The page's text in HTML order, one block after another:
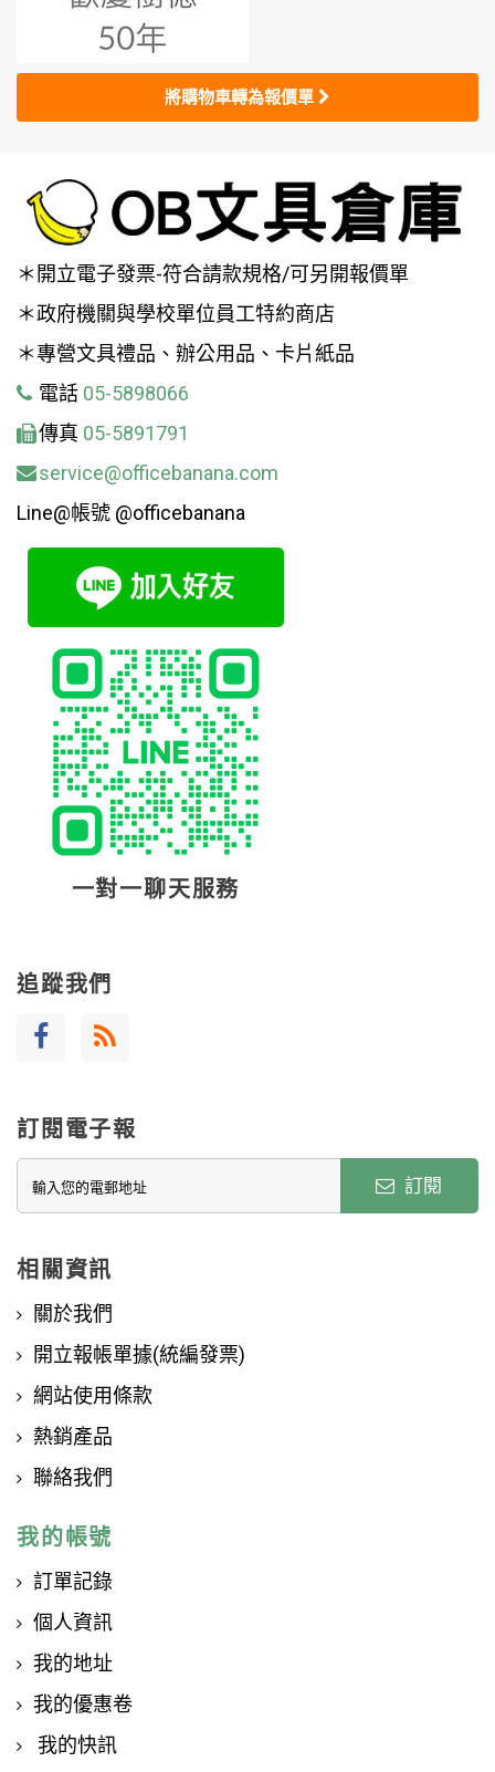
將購物車轉為報價單
＊開立電子發票-符合請款規格/可另開報價單
＊政府機關與學校單位員工特約商店
＊專營文具禮品、辦公用品、卡片紙品
電話 05-5898066
傳真 05-5891791
service@officebanana.com
Line@帳號 @officebanana
一對一聊天服務
追蹤我們
訂閱電子報
訂閱
相關資訊
關於我們
開立報帳單據(統編發票)
網站使用條款
熱銷產品
聯絡我們
我的帳號
訂單記錄
個人資訊
我的地址
我的優惠卷
我的快訊